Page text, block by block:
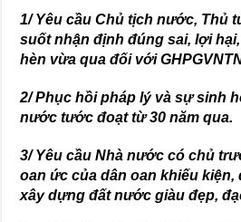
1/ Yêu cầu Chủ tịch nước, Thủ
suốt nhận định đúng sai, lợi
hèn vừa qua đối với
2/ Phục hồi pháp lý và sự sinh
nước tước đoạt từ 30 năm qua.
3/ Yêu cầu Nhà nước có chủ
oan ức của dân oan khiếu
xây dựng đất nước giàu đẹp,